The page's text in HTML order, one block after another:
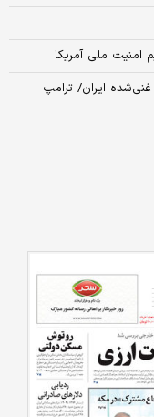
ملی آمریکا
ایران/ ترامپ